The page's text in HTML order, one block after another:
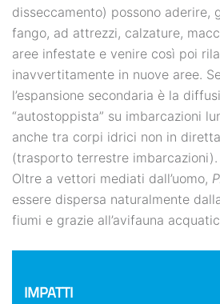
disseccamento) possono aderire,
fango, ad attrezzi, calzature,
aree infestate e venire così poi
inavvertitamente in nuove aree.
l’espansione secondaria è la
“autostoppista” su imbarcazioni
anche tra corpi idrici non in
(trasporto terrestre imbarcazioni).
Oltre a vettori mediati dall’uomo,
essere dispersa naturalmente
fiumi e grazie all’avifauna
IMPATTI